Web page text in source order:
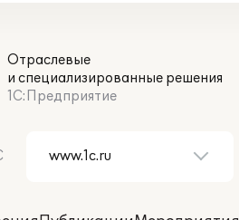
Отраслевые
и специализированные решения
1С:Предприятие